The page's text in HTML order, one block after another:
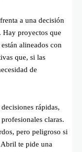
a una decisión
Hay proyectos que
alineados con
que, si las
de
rápidas,
claras.
pero peligroso si
te pide una